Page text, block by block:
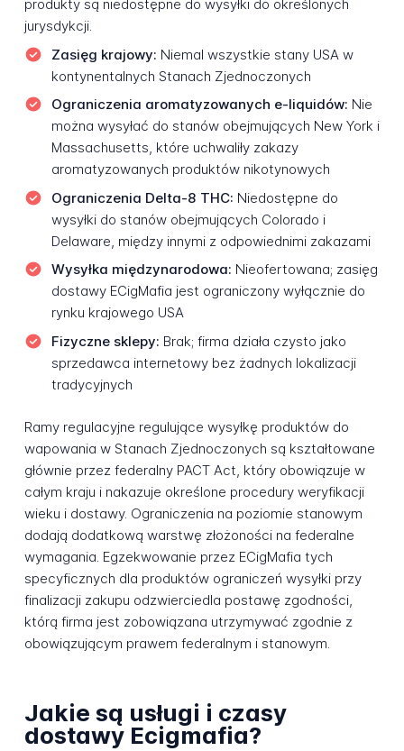
produkty są niedostępne do wysyłki do określonych
jurysdykcji.
Zasięg krajowy: Niemal wszystkie stany USA w
kontynentalnych Stanach Zjednoczonych
Ograniczenia aromatyzowanych e-liquidów: Nie
można wysyłać do stanów obejmujących New York i
Massachusetts, które uchwaliły zakazy
aromatyzowanych produktów nikotynowych
Ograniczenia Delta-8 THC: Niedostępne do
wysyłki do stanów obejmujących Colorado i
Delaware, między innymi z odpowiednimi zakazami
Wysyłka międzynarodowa: Nieofertowana; zasięg
dostawy ECigMafia jest ograniczony wyłącznie do
rynku krajowego USA
Fizyczne sklepy: Brak; firma działa czysto jako
sprzedawca internetowy bez żadnych lokalizacji
tradycyjnych
Ramy regulacyjne regulujące wysyłkę produktów do
wapowania w Stanach Zjednoczonych są kształtowane
głównie przez federalny PACT Act, który obowiązuje w
całym kraju i nakazuje określone procedury weryfikacji
wieku i dostawy. Ograniczenia na poziomie stanowym
dodają dodatkową warstwę złożoności na federalne
wymagania. Egzekwowanie przez ECigMafia tych
specyficznych dla produktów ograniczeń wysyłki przy
finalizacji zakupu odzwierciedla postawę zgodności,
którą firma jest zobowiązana utrzymywać zgodnie z
obowiązującym prawem federalnym i stanowym.
Jakie są usługi i czasy
dostawy Ecigmafia?